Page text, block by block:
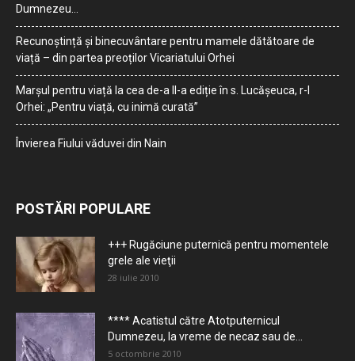
Dumnezeu…
Recunoștință și binecuvântare pentru mamele dătătoare de
viață – din partea preoților Vicariatului Orhei
Marșul pentru viață la cea de-a II-a ediție în s. Lucășeuca, r-l
Orhei: „Pentru viață, cu inimă curată”
Învierea Fiului văduvei din Nain
POSTĂRI POPULARE
+++ Rugăciune puternică pentru momentele
grele ale vieţii
28 iulie 2010
**** Acatistul către Atotputernicul
Dumnezeu, la vreme de necaz sau de...
5 octombrie 2010